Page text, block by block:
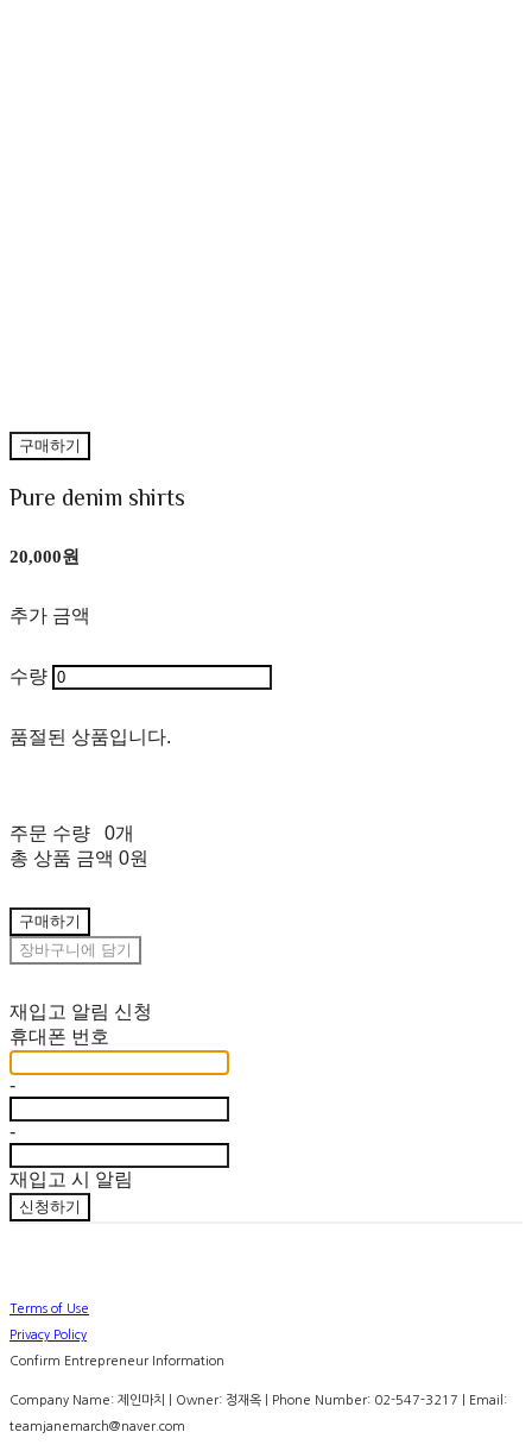
구매하기
Pure denim shirts
20,000원
추가 금액
수량
품절된 상품입니다.
주문 수량
0개
총 상품 금액 0원
구매하기
장바구니에 담기
재입고 알림 신청
휴대폰 번호
-
-
재입고 시 알림
신청하기
Terms of Use
Privacy Policy
Confirm Entrepreneur Information
Company Name: 제인마치 | Owner: 정재옥 | Phone Number: 02-547-3217 | Email:
teamjanemarch@naver.com